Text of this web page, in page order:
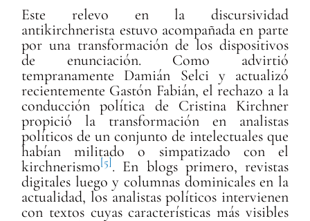
Este relevo en la discursividad
antikirchnerista estuvo acompañada en parte
por una transformación de los dispositivos
de enunciación. Como advirtió
tempranamente Damián Selci y actualizó
recientemente Gastón Fabián, el rechazo a la
conducción política de Cristina Kirchner
propició la transformación en analistas
políticos de un conjunto de intelectuales que
habían militado o simpatizado con el
kirchnerismo[5]. En blogs primero, revistas
digitales luego y columnas dominicales en la
actualidad, los analistas políticos intervienen
con textos cuyas características más visibles